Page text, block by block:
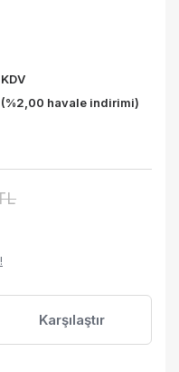
havale indirimi)
Karşılaştır